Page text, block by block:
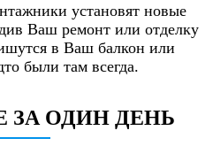
установят новые
Ваш ремонт или отделку
в Ваш балкон или
были там всегда.
ЗА ОДИН ДЕНЬ